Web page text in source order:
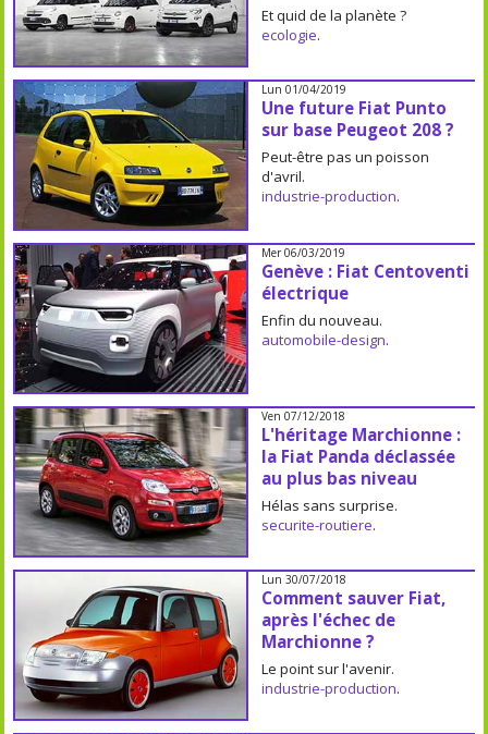
Et quid de la planète ?
ecologie.
Lun 01/04/2019
Une future Fiat Punto
sur base Peugeot 208 ?
Peut-être pas un poisson
d'avril.
industrie-production.
Mer 06/03/2019
Genève : Fiat Centoventi
électrique
Enfin du nouveau.
automobile-design.
Ven 07/12/2018
L'héritage Marchionne :
la Fiat Panda déclassée
au plus bas niveau
Hélas sans surprise.
securite-routiere.
Lun 30/07/2018
Comment sauver Fiat,
après l'échec de
Marchionne ?
Le point sur l'avenir.
industrie-production.